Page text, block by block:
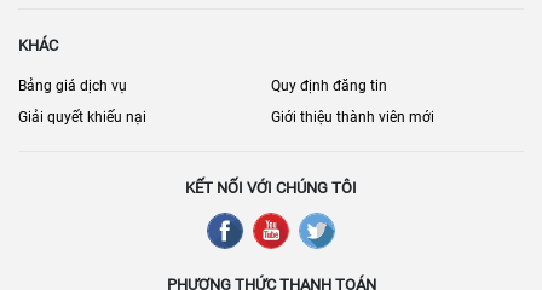
KHÁC
Bảng giá dịch vụ
Quy định đăng tin
Giải quyết khiếu nại
Giới thiệu thành viên mới
KẾT NỐI VỚI CHÚNG TÔI
PHƯƠNG THỨC THANH TOÁN